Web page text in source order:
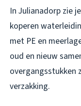
In Julianadorp zie
koperen
met PE en
oud en nieuw
overgangsstukken
verzakking.